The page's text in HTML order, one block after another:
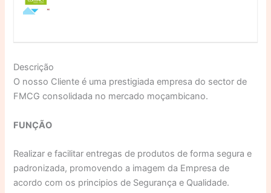
Descrição
O nosso Cliente é uma prestigiada empresa do sector de
FMCG consolidada no mercado moçambicano.
FUNÇÃO
Realizar e facilitar entregas de produtos de forma segura e
padronizada, promovendo a imagem da Empresa de
acordo com os principios de Segurança e Qualidade.